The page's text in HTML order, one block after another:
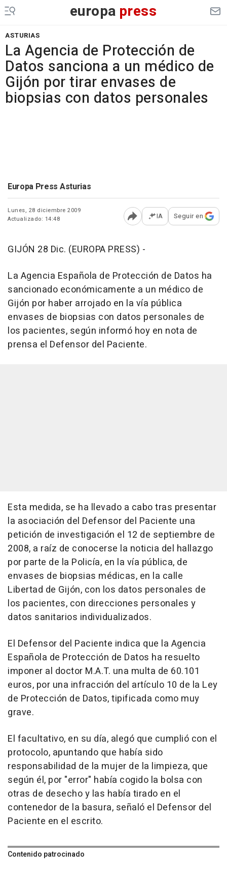
europa press
ASTURIAS
La Agencia de Protección de
Datos sanciona a un médico de
Gijón por tirar envases de
biopsias con datos personales
Europa Press Asturias
Lunes, 28 diciembre 2009
Actualizado: 14:48
Abrir opciones para
IA Seguir en
GIJÓN 28 Dic. (EUROPA PRESS) -
La Agencia Española de Protección de Datos ha
sancionado económicamente a un médico de
Gijón por haber arrojado en la vía pública
envases de biopsias con datos personales de
los pacientes, según informó hoy en nota de
prensa el Defensor del Paciente.
Esta medida, se ha llevado a cabo tras presentar
la asociación del Defensor del Paciente una
petición de investigación el 12 de septiembre de
2008, a raíz de conocerse la noticia del hallazgo
por parte de la Policía, en la vía pública, de
envases de biopsias médicas, en la calle
Libertad de Gijón, con los datos personales de
los pacientes, con direcciones personales y
datos sanitarios individualizados.
El Defensor del Paciente indica que la Agencia
Española de Protección de Datos ha resuelto
imponer al doctor M.A.T. una multa de 60.101
euros, por una infracción del artículo 10 de la Ley
de Protección de Datos, tipificada como muy
grave.
El facultativo, en su día, alegó que cumplió con el
protocolo, apuntando que había sido
responsabilidad de la mujer de la limpieza, que
según él, por "error" había cogido la bolsa con
otras de desecho y las había tirado en el
contenedor de la basura, señaló el Defensor del
Paciente en el escrito.
Contenido patrocinado